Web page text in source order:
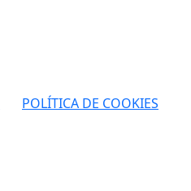
POLÍTICA DE COOKIES